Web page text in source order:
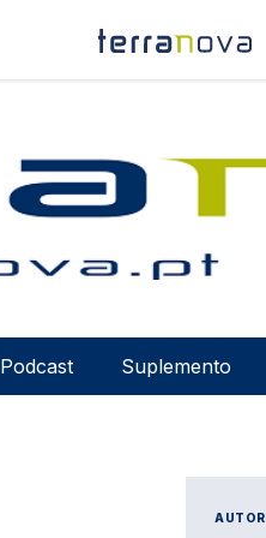
Podcast Suplemento
AUTOR